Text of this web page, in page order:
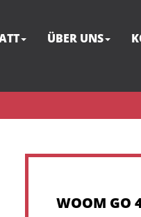
ÜBER UNS
WOOM GO